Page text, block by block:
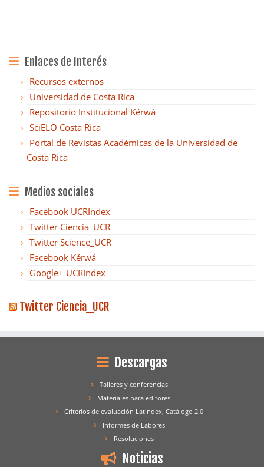
Enlaces de Interés
Recursos externos
Universidad de Costa Rica
Repositorio Institucional Kérwá
SciELO Costa Rica
Portal de Revistas Académicas de la Universidad de
Costa Rica
Medios sociales
Facebook UCRIndex
Twitter Ciencia_UCR
Twitter Science_UCR
Facebook Kérwá
Google+ UCRIndex
Twitter Ciencia_UCR
Descargas
Talleres y conferencias
Materiales para editores
Criterios de evaluación Latindex, Catálogo 2.0
Informes de Labores
Resoluciones
Noticias